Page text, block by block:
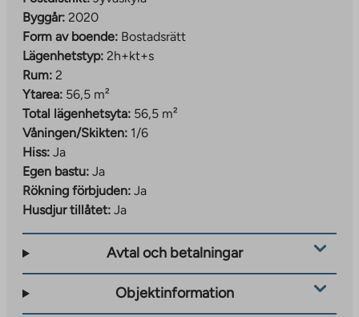
Byggår: 2020
Form av boende: Bostadsrätt
Lägenhetstyp: 2h+kt+s
Rum: 2
Ytarea: 56,5 m²
Total lägenhetsyta: 56,5 m²
Våningen/Skikten: 1/6
Hiss: Ja
Egen bastu: Ja
Rökning förbjuden: Ja
Husdjur tillåtet: Ja
Avtal och betalningar
Objektinformation